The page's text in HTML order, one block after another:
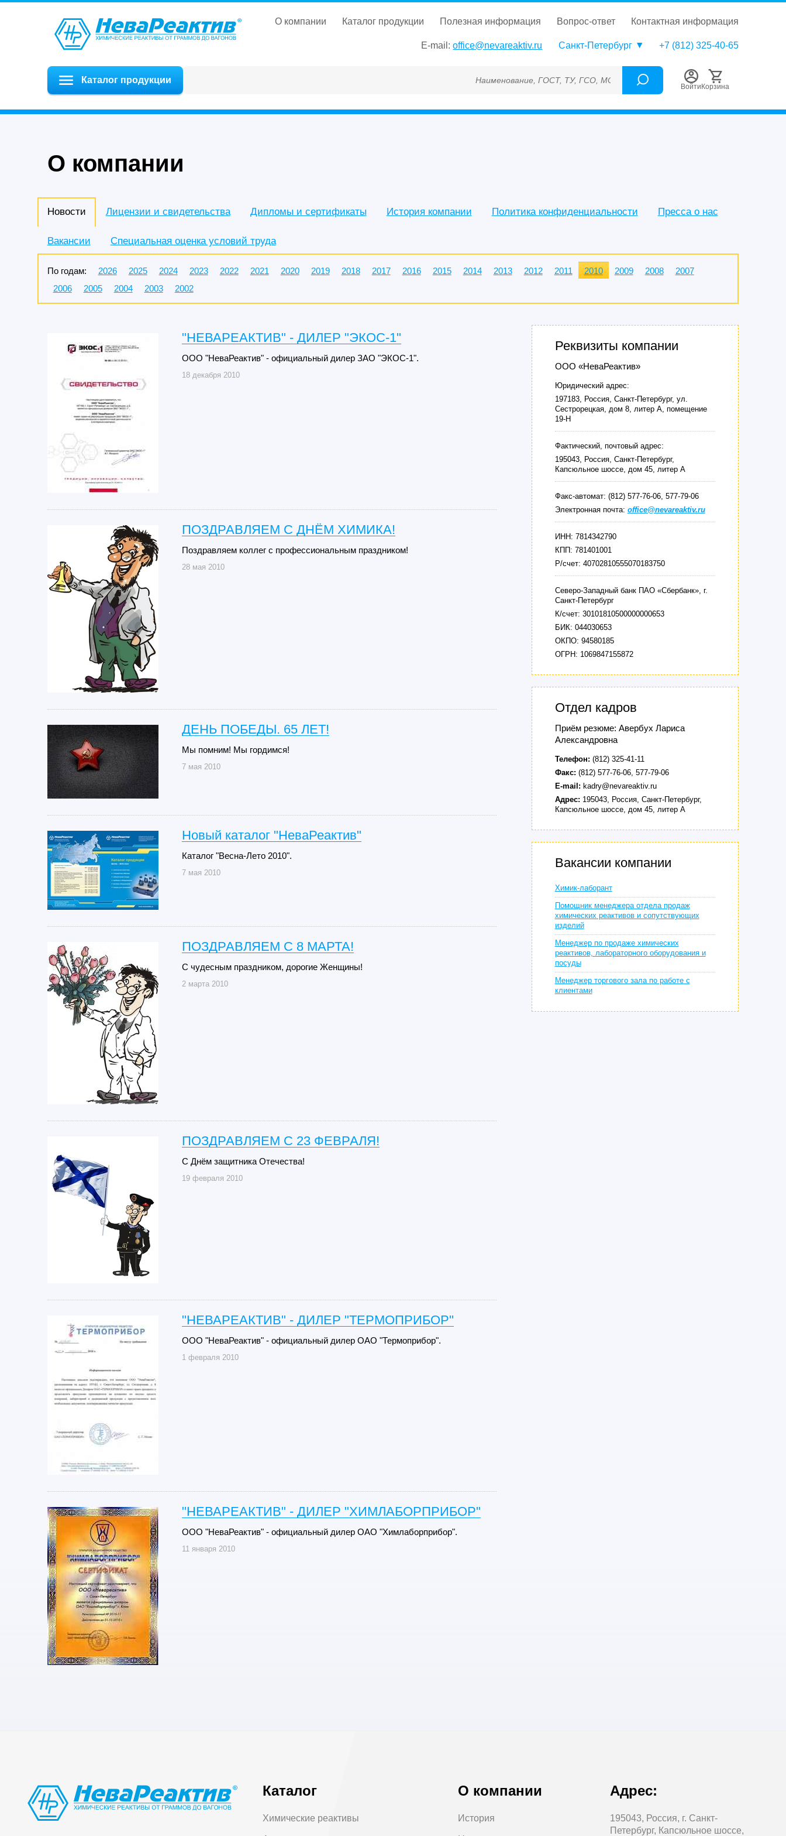
о компании каталог продукции полезная информация вопрос-ответ контактная информация
E-mail: office@nevareaktiv.ru Санкт-Петербург +7 (812) 325-40-65
Каталог продукции Наименование, ГОСТ, ТУ, ГСО, МСО, ОСО, СОП, ГРСИ, Каталожный номер (Артикул),
Войти Корзина
О компании
Новости Лицензии и свидетельства Дипломы и сертификаты История компании Политика конфиденциальности Пресса о нас
Вакансии Специальная оценка условий труда
По годам: 2026 2025 2024 2023 2022 2021 2020 2019 2018 2017 2016 2015 2014 2013 2012 2011 2010 2009 2008
2007
2006
2005 2004 2003 2002
"НЕВАРЕАКТИВ" - ДИЛЕР "ЭКОС-1"
ООО "НеваРеактив" - официальный дилер ЗАО "ЭКОС-1".
18 декабря 2010
ПОЗДРАВЛЯЕМ С ДНЁМ ХИМИКА!
Поздравляем коллег с профессиональным праздником!
28 мая 2010
ДЕНЬ ПОБЕДЫ. 65 ЛЕТ!
Мы помним! Мы гордимся!
7 мая 2010
Новый каталог "НеваРеактив"
Каталог "Весна-Лето 2010".
7 мая 2010
ПОЗДРАВЛЯЕМ С 8 МАРТА!
С чудесным праздником, дорогие Женщины!
2 марта 2010
ПОЗДРАВЛЯЕМ С 23 ФЕВРАЛЯ!
C Днём защитника Отечества!
19 февраля 2010
"НЕВАРЕАКТИВ" - ДИЛЕР "ТЕРМОПРИБОР"
ООО "НеваРеактив" - официальный дилер ОАО "Термоприбор".
1 февраля 2010
"НЕВАРЕАКТИВ" - ДИЛЕР "ХИМЛАБОРПРИБОР"
ООО "НеваРеактив" - официальный дилер ОАО "Химлаборприбор".
11 января 2010
Реквизиты компании
ООО «НеваРеактив»
Юридический адрес:
197183, Россия, Санкт-Петербург, ул.
Сестрорецкая, дом 8, литер А, помещение
19-Н
Фактический, почтовый адрес:
195043, Россия, Санкт-Петербург,
Капсюльное шоссе, дом 45, литер А
Факс-автомат: (812) 577-76-06, 577-79-06
Электронная почта: office@nevareaktiv.ru
ИНН: 7814342790
КПП: 781401001
Р/счет: 40702810555070183750
Северо-Западный банк ПАО «Сбербанк», г.
Санкт-Петербург
К/счет: 30101810500000000653
БИК: 044030653
ОКПО: 94580185
ОГРН: 1069847155872
Отдел кадров
Приём резюме: Авербух Лариса
Александровна
Телефон: (812) 325-41-11
Факс: (812) 577-76-06, 577-79-06
E-mail: kadry@nevareaktiv.ru
Адрес: 195043, Россия, Санкт-Петербург,
Капсюльное шоссе, дом 45, литер А
Вакансии компании
Химик-лаборант
Помощник менеджера отдела продаж
химических реактивов и сопутствующих
изделий
Менеджер по продаже химических
реактивов, лабораторного оборудования и
посуды
Менеджер торгового зала по работе с
клиентами
Каталог
Химические реактивы
О компании
История
Адрес:
195043, Россия, г. Санкт-
Петербург, Капсюльное шоссе,